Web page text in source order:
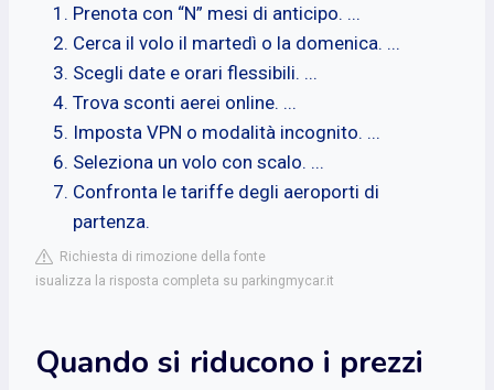
Prenota con “N” mesi di anticipo. ...
Cerca il volo il martedì o la domenica. ...
Scegli date e orari flessibili. ...
Trova sconti aerei online. ...
Imposta VPN o modalità incognito. ...
Seleziona un volo con scalo. ...
Confronta le tariffe degli aeroporti di
partenza.
Richiesta di rimozione della fonte
isualizza la risposta completa su parkingmycar.it
Quando si riducono i prezzi